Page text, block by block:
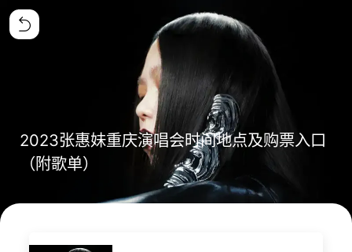
2023张惠妹重庆演唱会时间地点及购票入口
（附歌单）